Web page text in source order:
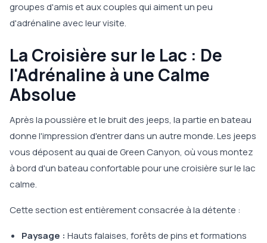
groupes d'amis et aux couples qui aiment un peu
d'adrénaline avec leur visite.
La Croisière sur le Lac : De
l'Adrénaline à une Calme
Absolue
Après la poussière et le bruit des jeeps, la partie en bateau
donne l'impression d'entrer dans un autre monde. Les jeeps
vous déposent au quai de Green Canyon, où vous montez
à bord d'un bateau confortable pour une croisière sur le lac
calme.
Cette section est entièrement consacrée à la détente :
Paysage : Hauts falaises, forêts de pins et formations